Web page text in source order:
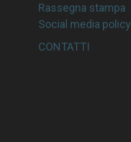
Rassegna stampa
Social media policy
CONTATTI